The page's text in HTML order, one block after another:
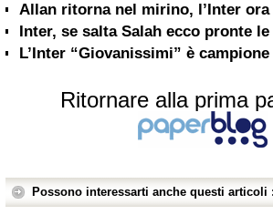
Allan ritorna nel mirino, l’Inter ora
Inter, se salta Salah ecco pronte
L’Inter “Giovanissimi” è campione
Ritornare alla prima
Possono interessarti anche questi articoli :